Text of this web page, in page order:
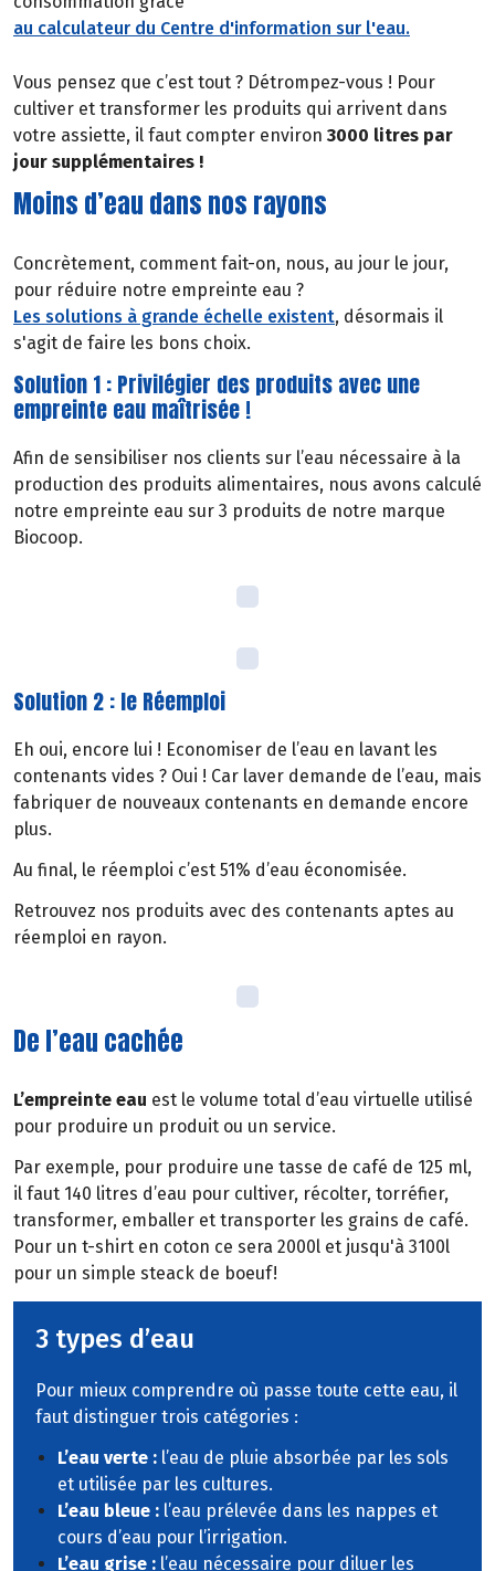
au calculateur du Centre d'information sur l'eau.
Vous pensez que c’est tout ? Détrompez-vous ! Pour
cultiver et transformer les produits qui arrivent dans
votre assiette, il faut compter environ 3000 litres par
jour supplémentaires !
Moins d’eau dans nos rayons
Concrètement, comment fait-on, nous, au jour le jour,
pour réduire notre empreinte eau ?
Les solutions à grande échelle existent, désormais il
s'agit de faire les bons choix.
Solution 1 : Privilégier des produits avec une
empreinte eau maîtrisée !
Afin de sensibiliser nos clients sur l’eau nécessaire à la
production des produits alimentaires, nous avons calculé
notre empreinte eau sur 3 produits de notre marque
Biocoop.
Solution 2 : le Réemploi
Eh oui, encore lui ! Economiser de l’eau en lavant les
contenants vides ? Oui ! Car laver demande de l’eau, mais
fabriquer de nouveaux contenants en demande encore
plus.
Au final, le réemploi c’est 51% d’eau économisée.
Retrouvez nos produits avec des contenants aptes au
réemploi en rayon.
De l’eau cachée
L’empreinte eau est le volume total d’eau virtuelle utilisé
pour produire un produit ou un service.
Par exemple, pour produire une tasse de café de 125 ml,
il faut 140 litres d’eau pour cultiver, récolter, torréfier,
transformer, emballer et transporter les grains de café.
Pour un t-shirt en coton ce sera 2000l et jusqu'à 3100l
pour un simple steack de boeuf!
3 types d’eau
Pour mieux comprendre où passe toute cette eau, il
faut distinguer trois catégories :
L’eau verte : l’eau de pluie absorbée par les sols
et utilisée par les cultures.
L’eau bleue : l’eau prélevée dans les nappes et
cours d’eau pour l’irrigation.
L’eau grise : l’eau nécessaire pour diluer les